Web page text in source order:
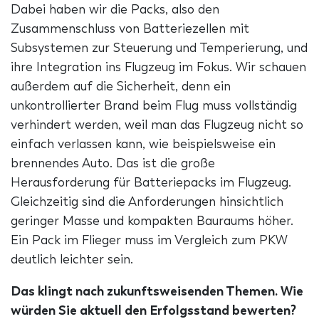
Dabei haben wir die Packs, also den
Zusammenschluss von Batteriezellen mit
Subsystemen zur Steuerung und Temperierung, und
ihre Integration ins Flugzeug im Fokus. Wir schauen
außerdem auf die Sicherheit, denn ein
unkontrollierter Brand beim Flug muss vollständig
verhindert werden, weil man das Flugzeug nicht so
einfach verlassen kann, wie beispielsweise ein
brennendes Auto. Das ist die große
Herausforderung für Batteriepacks im Flugzeug.
Gleichzeitig sind die Anforderungen hinsichtlich
geringer Masse und kompakten Bauraums höher.
Ein Pack im Flieger muss im Vergleich zum PKW
deutlich leichter sein.
Das klingt nach zukunftsweisenden Themen. Wie
würden Sie aktuell den Erfolgsstand bewerten?